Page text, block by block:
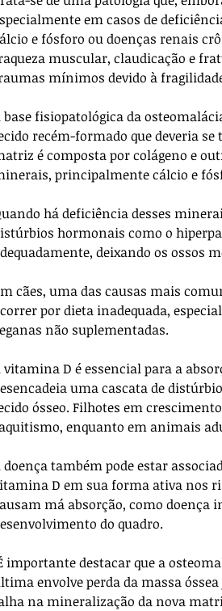
em casos de
e fósforo ou doenças renais
muscular, claudicação e
mínimos devido à
base fisiopatológica da
recém-formado que deveria
é composta por colágeno e
principalmente cálcio e
há deficiência desses
hormonais como o
deixando os ossos
cães, uma das causas mais
por dieta inadequada,
não suplementadas.
vitamina D é essencial para a
uma cascata de
ósseo. Filhotes em
enquanto em animais
doença também pode estar
D em sua forma ativa nos
má absorção, como
do quadro.
envolve perda da massa
na mineralização da nova